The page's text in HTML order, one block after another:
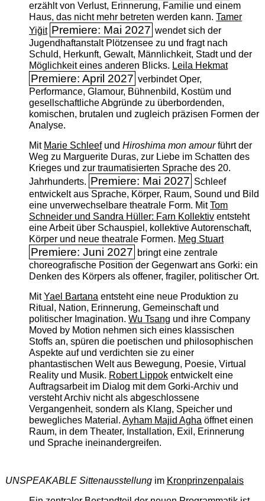
erzählt von Verlust, Erinnerung, Familie und einem
Haus, das nicht mehr betreten werden kann. Tamer
Yiğit Premiere: Mai 2027 wendet sich der
Jugendhaftanstalt Plötzensee zu und fragt nach
Schuld, Herkunft, Gewalt, Männlichkeit, Stadt und der
Möglichkeit eines anderen Blicks. Leila Hekmat
Premiere: April 2027 verbindet Oper,
Performance, Glamour, Bühnenbild, Kostüm und
gesellschaftliche Abgründe zu überbordenden,
komischen, brutalen und zugleich präzisen Formen der
Analyse.
Mit Marie Schleefund Hiroshima mon amourführt der
Weg zu Marguerite Duras, zur Liebe im Schatten des
Krieges und zur traumatisierten Sprache des 20.
Jahrhunderts. Premiere: Mai 2027 Schleef
entwickelt aus Sprache, Körper, Raum, Sound und Bild
eine unverwechselbare theatrale Form. MitTom
Schneider und Sandra Hüller: Farn Kollektiventsteht
eine Arbeit über Schauspiel, kollektive Autorenschaft,
Körper und neue theatrale Formen. Meg Stuart
Premiere: Juni 2027 bringt eine zentrale
choreografische Position der Gegenwart ans Gorki: ein
Denken des Körpers als offener, fragiler, politischer Ort.
MitYael Bartanaentsteht eine neue Produktion zu
Ritual, Nation, Erinnerung, Gemeinschaft und
politischer Imagination. Wu Tsang und ihre Company
Moved by Motion nehmen sich eines klassischen
Stoffs an, spüren die poetischen und philosophischen
Aspekte auf und verdichten sie zu einer
phantastischen Welt aus Bewegung, Poesie, Virtual
Reality und Musik. Robert Lippokentwickelt eine
Auftragsarbeit im Dialog mit dem Gorki-Archiv und
versteht Archiv nicht als abgeschlossene
Vergangenheit, sondern als Klang, Speicher und
bewegliches Material. Ayham Majid Aghaöffnet einen
Raum, in dem Theater, Installation, Exil, Erinnerung
und Sprache ineinandergreifen.
UNSPEAKABLE Sittenausstellungim Kronprinzenpalais